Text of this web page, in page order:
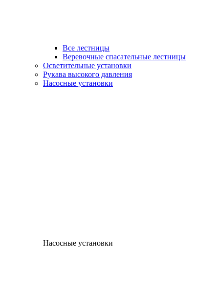
Все лестницы
Веревочные спасательные лестницы
Осветительные установки
Рукава высокого давления
Насосные установки
Насосные установки